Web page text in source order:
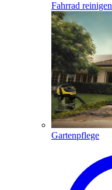
Fahrrad reinigen
Gartenpflege